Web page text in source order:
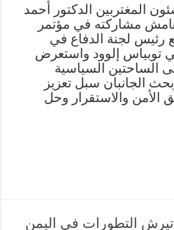
المغتربين الدكتور أحمد
مشاركته في مؤتمر
رئيس لجنة الدفاع في
توبياس إلوود واستعرض
الساحتين السياسية
الجانبان سبل تعزيز
الأمن والاستقرار وحل
التطورات في اليمن